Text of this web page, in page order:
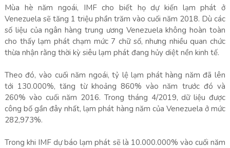
Mùa hè năm ngoái, IMF cho biết họ dự kiến ​​lạm phát ở
Venezuela sẽ tăng 1 triệu phần trăm vào cuối năm 2018. Dù các
số liệu của ngân hàng trung ương Venezuela không hoàn toàn
cho thấy lạm phát chạm mức 7 chữ số, nhưng nhiều quan chức
thừa nhận rằng thời kỳ siêu lạm phát đang hủy diệt nền kinh tế.
Theo đó, vào cuối năm ngoái, tỷ lệ lạm phát hàng năm đã lên
tới 130.000%, tăng từ khoảng 860% vào năm trước đó và
260% vào cuối năm 2016. Trong tháng 4/2019, dữ liệu được
công bố gần đây nhất, lạm phát hàng năm của Venezuela ở mức
282,973%.
Trong khi IMF dự báo lạm phát sẽ là 10.000.000% vào cuối năm